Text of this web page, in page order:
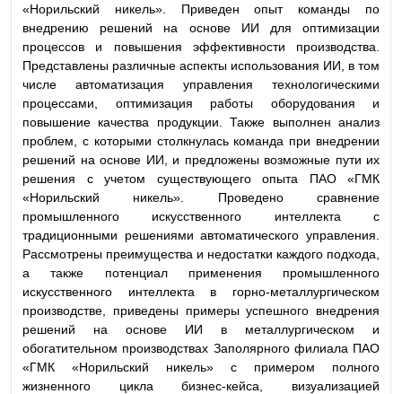
«Норильский никель». Приведен опыт команды по
внедрению решений на основе ИИ для оптимизации
процессов и повышения эффективности производства.
Представлены различные аспекты использования ИИ, в том
числе автоматизация управления технологическими
процессами, оптимизация работы оборудования и
повышение качества продукции. Также выполнен анализ
проблем, с которыми столкнулась команда при внедрении
решений на основе ИИ, и предложены возможные пути их
решения с учетом существующего опыта ПАО «ГМК
«Норильский никель». Проведено сравнение
промышленного искусственного интеллекта с
традиционными решениями автоматического управления.
Рассмотрены преимущества и недостатки каждого подхода,
а также потенциал применения промышленного
искусственного интеллекта в горно-металлургическом
производстве, приведены примеры успешного внедрения
решений на основе ИИ в металлургическом и
обогатительном производствах Заполярного филиала ПАО
«ГМК «Норильский никель» с примером полного
жизненного цикла бизнес-кейса, визуализацией